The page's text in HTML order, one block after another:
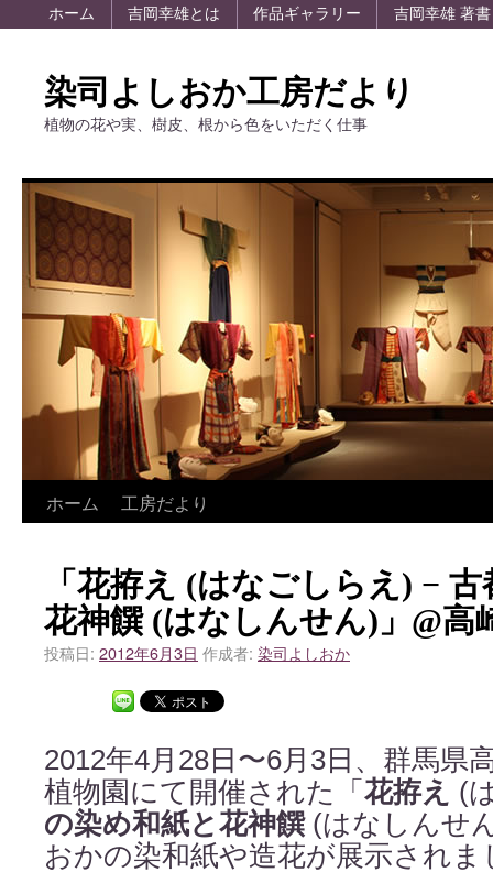
ホーム 吉岡幸雄とは 作品ギャラリー 吉岡幸雄 著書
染司よしおか工房だより
植物の花や実、樹皮、根から色をいただく仕事
ホーム 工房だより
「花拵え (はなごしらえ) −
花神饌 (はなしんせん)」@高
投稿日: 2012年6月3日 作成者: 染司よしおか
2012年4月28日〜6月3日、群馬県
植物園にて開催された「 花拵え (
の染め和紙と花神饌(はなしんせ
おかの染和紙や造花が展示されま